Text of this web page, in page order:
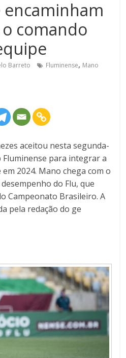
comando
Barreto Fluminense, Mano
aceitou nesta segunda-
Fluminense para integrar a
2024. Mano chega com o
do Flu, que
Campeonato Brasileiro. A
pela redação do ge